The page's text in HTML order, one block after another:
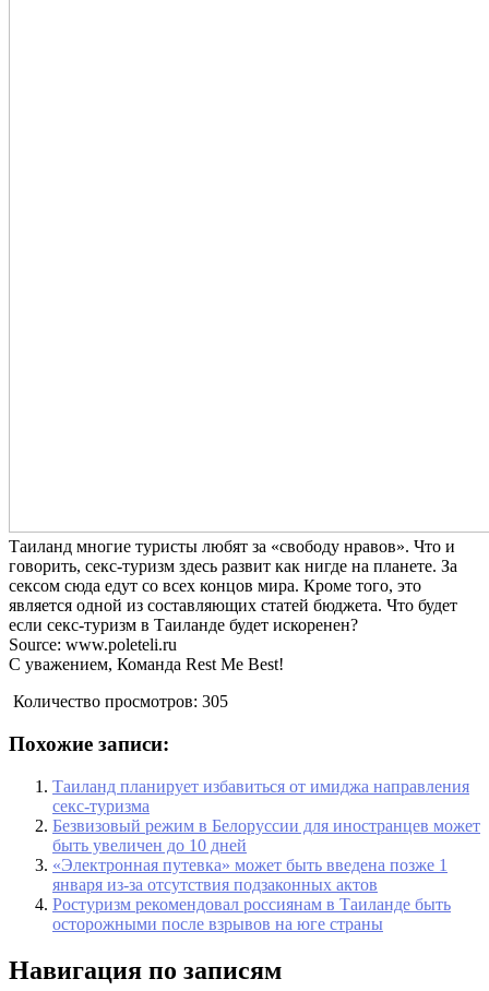
Таиланд многие туристы любят за «свободу нравов». Что и
говорить, секс-туризм здесь развит как нигде на планете. За
сексом сюда едут со всех концов мира. Кроме того, это
является одной из составляющих статей бюджета. Что будет
если секс-туризм в Таиланде будет искоренен?
Source: www.poleteli.ru
С уважением, Команда Rest Me Best!
Количество просмотров: 305
Похожие записи:
Таиланд планирует избавиться от имиджа направления
секс-туризма
Безвизовый режим в Белоруссии для иностранцев может
быть увеличен до 10 дней
«Электронная путевка» может быть введена позже 1
января из-за отсутствия подзаконных актов
Ростуризм рекомендовал россиянам в Таиланде быть
осторожными после взрывов на юге страны
Навигация по записям